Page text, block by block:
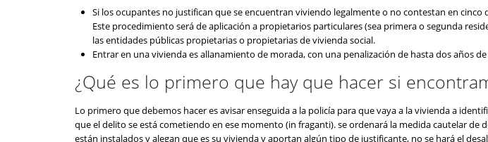
Si los ocupantes no justifican que se encuentran viviendo legalmente o no contestan en
Este procedimiento será de aplicación a propietarios particulares (sea primera o segunda
las entidades públicas propietarias o propietarias de vivienda social.
Entrar en una vivienda es allanamiento de morada, con una penalización de hasta dos años de
¿Qué es lo primero que hay que hacer si
Lo primero que debemos hacer es avisar enseguida a la policía para que vaya a la vivienda a
que el delito se está cometiendo en ese momento (in fraganti). se ordenará la medida cautelar de
están instalados y alegan que es su vivienda y aportan algún tipo de justificante, no se hará el